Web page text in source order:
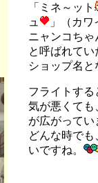
「ミネ～ット
ュ
」（カワ
ニャンコちゃ
と呼ばれてい
ショップ名と
フライトす
気が悪くても
が広がってい
どんな時で
いですね。